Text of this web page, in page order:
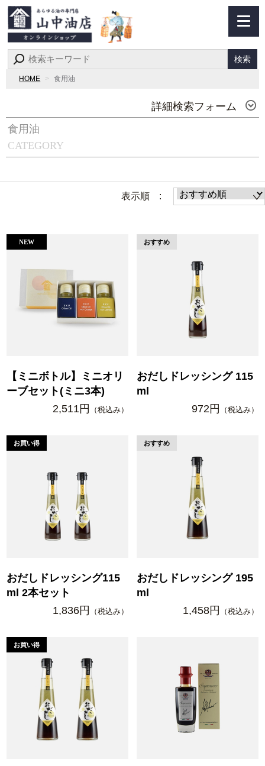
検索
HOME 食用油
詳細検索フォーム
CATEGORY
食用油
表示順 :
【ミニボトル】ミニオリ
ーブセット(ミニ3本)
2,511円
（税込み）
おだしドレッシング 115
ml
972円
（税込み）
おだしドレッシング115
ml 2本セット
1,836円
（税込み）
おだしドレッシング 195
ml
1,458円
（税込み）